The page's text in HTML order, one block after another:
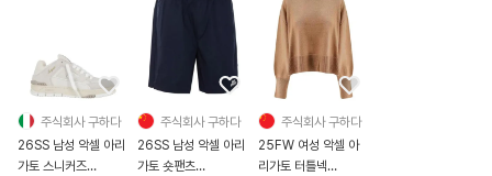
주식회사 구하다
26SS 남성 악셀 아리
가토 스니커즈
주식회사 구하다
26SS 남성 악셀 아리
가토 숏팬츠
주식회사 구하다
25FW 여성 악셀 아
리가토 터틀넥